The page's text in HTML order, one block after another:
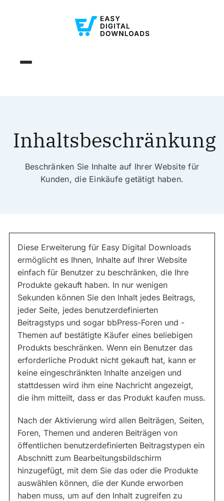
Inhaltsbeschränkung
Beschränken Sie Inhalte auf Ihrer Website für
Kunden, die Einkäufe getätigt haben.
Diese Erweiterung für Easy Digital Downloads
ermöglicht es Ihnen, Inhalte auf Ihrer Website
einfach für Benutzer zu beschränken, die Ihre
Produkte gekauft haben. In nur wenigen
Sekunden können Sie den Inhalt jedes Beitrags,
jeder Seite, jedes benutzerdefinierten
Beitragstyps und sogar bbPress-Foren und -
Themen auf bestätigte Käufer eines beliebigen
Produkts beschränken. Wenn ein Benutzer das
erforderliche Produkt nicht gekauft hat, kann er
keine eingeschränkten Inhalte anzeigen und
stattdessen wird ihm eine Nachricht angezeigt,
die ihm mitteilt, dass er das Produkt kaufen muss.
Nach der Aktivierung wird allen Beiträgen, Seiten,
Foren, Themen und anderen Beiträgen von
öffentlichen benutzerdefinierten Beitragstypen ein
Abschnitt zum Bearbeitungsbildschirm
hinzugefügt, mit dem Sie das oder die Produkte
auswählen können, die der Kunde erworben
haben muss, um auf den Inhalt zugreifen zu